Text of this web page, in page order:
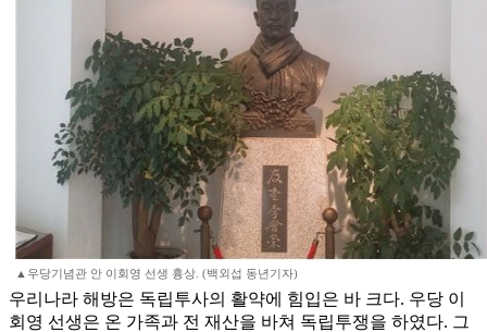
▲우당기념관 안 이회영 선생 흉상. (백외섭 동년기자)
우리나라 해방은 독립투사의 활약에 힘입은 바 크다. 우당 이
회영 선생은 온 가족과 전 재산을 바쳐 독립투쟁을 하였다. 그